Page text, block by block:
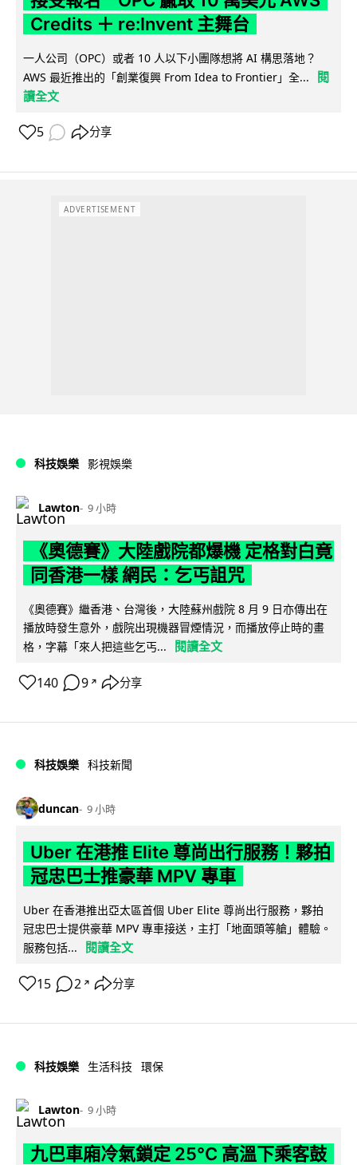
Credits ＋ re:Invent 主舞台
一人公司（OPC）或者 10 人以下小團隊想將 AI 構思落地？
AWS 最近推出的「創業復興 From Idea to Frontier」全...
閱
讀全文
5 分享
ADVERTISEMENT
科技娛樂 影視娛樂
Lawton 9 小時
《奧德賽》大陸戲院都爆機 定格對白竟
同香港一樣 網民：乞丐詛咒
《奧德賽》繼香港、台灣後，大陸蘇州戲院 8 月 9 日亦傳出在
播放時發生意外，戲院出現機器冒煙情況，而播放停止時的畫
格，字幕「來人把這些乞丐...
閱讀全文
140 9 ↗ 分享
科技娛樂 科技新聞
duncan 9 小時
Uber 在港推 Elite 尊尚出行服務！夥拍
冠忠巴士推豪華 MPV 專車
Uber 在香港推出亞太區首個 Uber Elite 尊尚出行服務，夥拍
冠忠巴士提供豪華 MPV 專車接送，主打「地面頭等艙」體驗。
服務包括...
閱讀全文
15 2 ↗ 分享
科技娛樂 生活科技 環保
Lawton 9 小時
九巴車廂冷氣鎖定 25°C 高溫下乘客鼓